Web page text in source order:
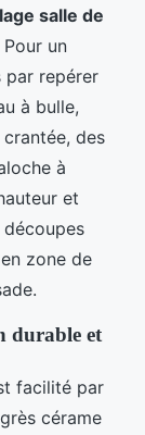
salle de
un
par repérer
à bulle,
des
à
et
zone de
durable et
facilité par
cérame